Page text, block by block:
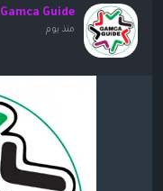
Gamca Guide
منذ يوم